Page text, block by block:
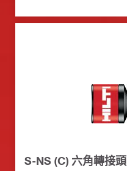
S-NS (C) 六角轉接頭